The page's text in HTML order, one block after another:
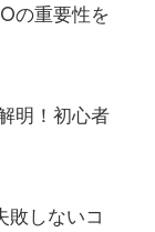
の重要性を
明！初心者
敗しないコ